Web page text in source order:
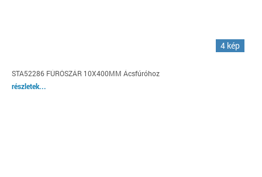
4 kép
STA52286 FÚRÓSZÁR 10X400MM Ácsfúróhoz
részletek...